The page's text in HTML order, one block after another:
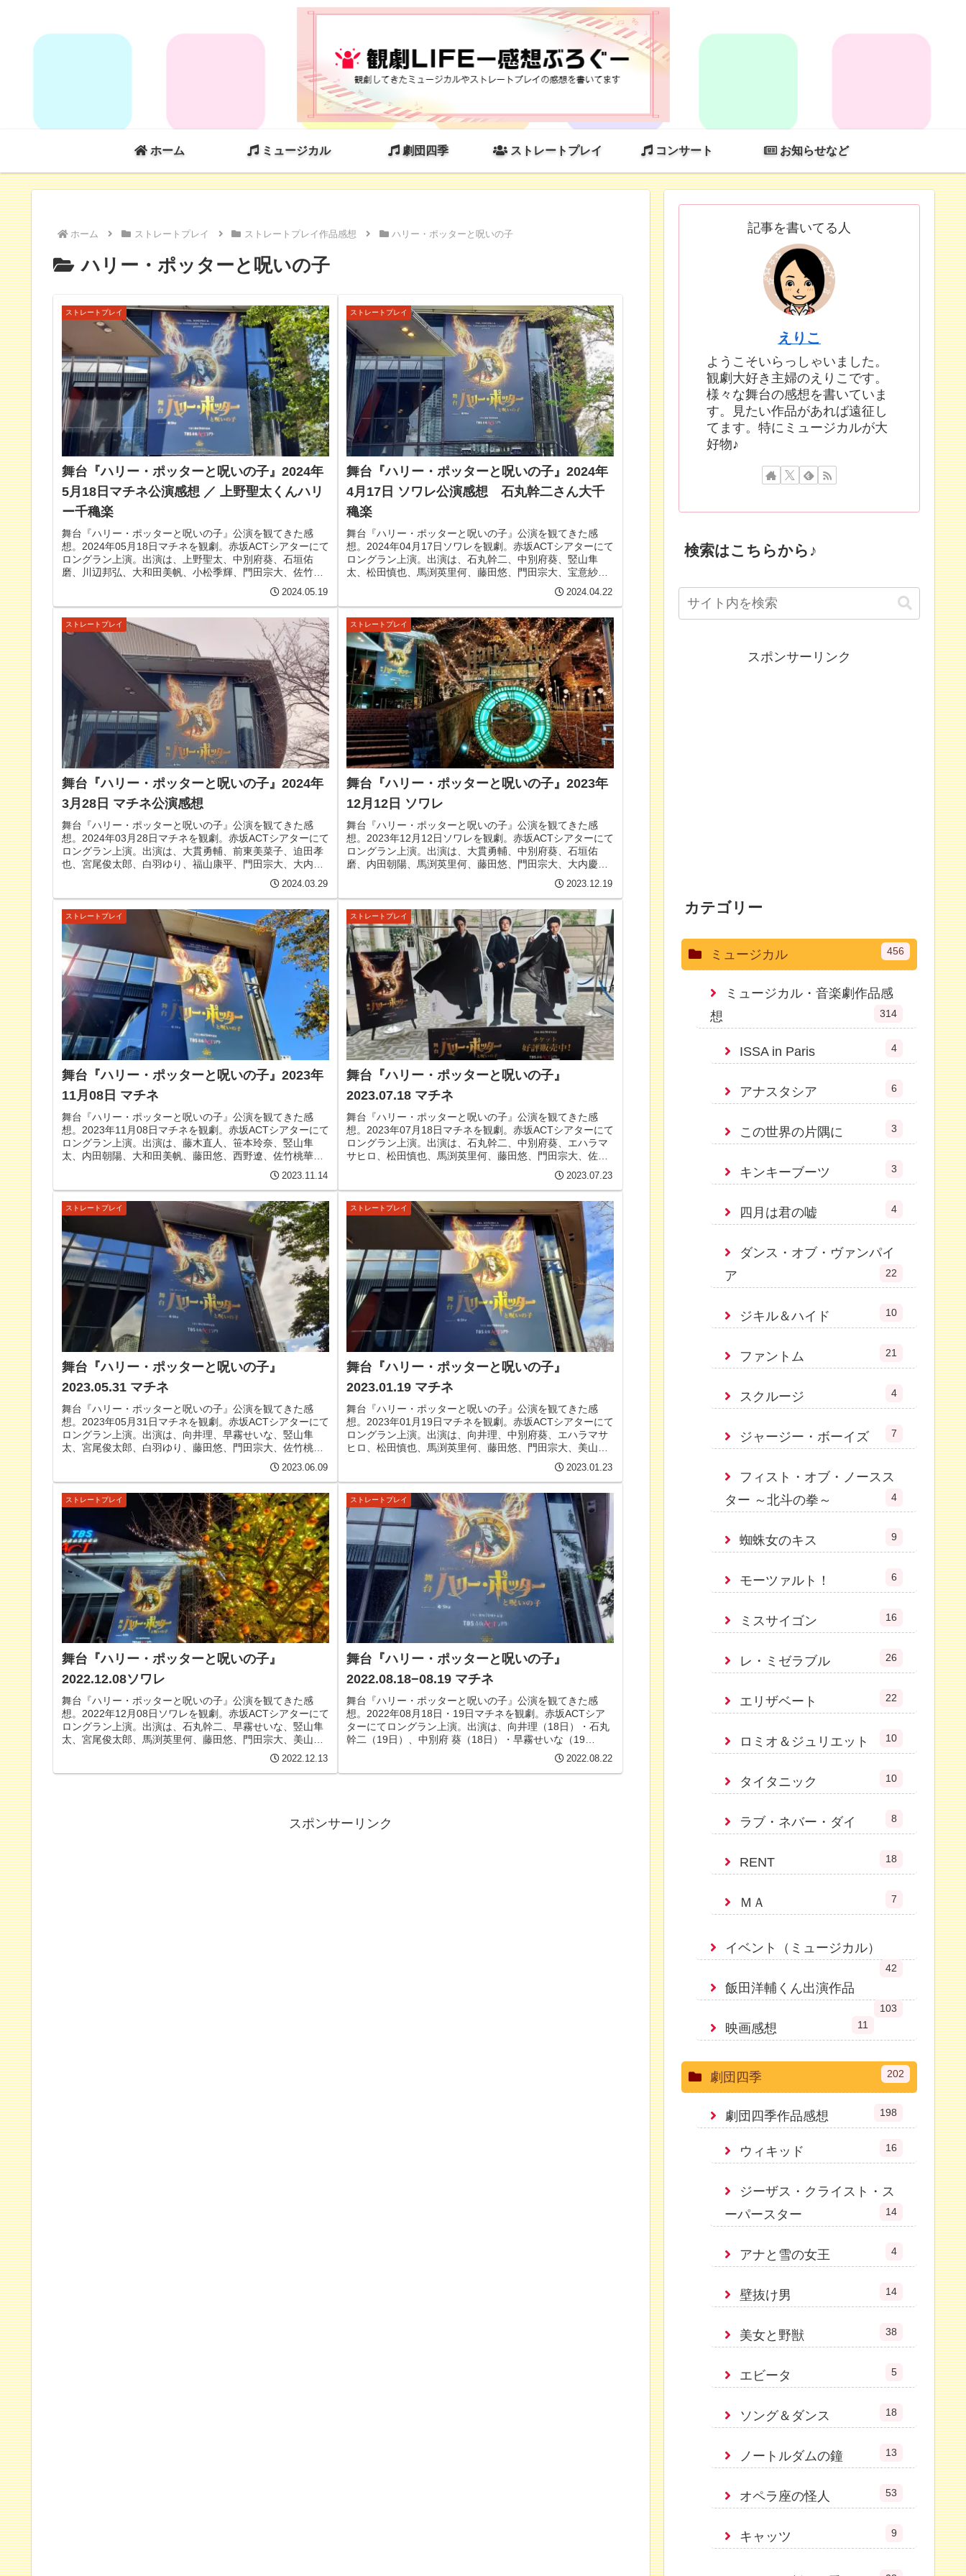
ホーム ミュージカル 劇団四季 ストレートプレイ コンサート お知らせなど
ホーム ストレートプレイ ストレートプレイ作品感想 ハリー・ポッターと呪いの子
ハリー・ポッターと呪いの子
ストレートプレイ
舞台『ハリー・ポッターと呪いの子』2024年
5月18日マチネ公演感想 ／ 上野聖太くんハリ
ー千穐楽
舞台『ハリー・ポッターと呪いの子』公演を観てきた感
想。2024年05月18日マチネを観劇。赤坂ACTシアターにて
ロングラン上演。出演は、上野聖太、中別府葵、石垣佑
磨、川辺邦弘、大和田美帆、小松季輝、門田宗大、佐竹桃
華、橋本菜摘、鈴木結里、木場允視、篠原正志、榊原郁
2024.05.19
ストレートプレイ
舞台『ハリー・ポッターと呪いの子』2024年
4月17日 ソワレ公演感想 石丸幹二さん大千
穐楽
舞台『ハリー・ポッターと呪いの子』公演を観てきた感
想。2024年04月17日ソワレを観劇。赤坂ACTシアターにて
ロングラン上演。出演は、石丸幹二、中別府葵、竪山隼
太、松田慎也、馬渕英里何、藤田悠、門田宗大、宝意紗友
莉、榊原郁恵、ほか。石丸幹二さん大千穐楽回。
2024.04.22
ストレートプレイ
舞台『ハリー・ポッターと呪いの子』2024年
3月28日 マチネ公演感想
舞台『ハリー・ポッターと呪いの子』公演を観てきた感
想。2024年03月28日マチネを観劇。赤坂ACTシアターにて
ロングラン上演。出演は、大貫勇輔、前東美菜子、迫田孝
也、宮尾俊太郎、白羽ゆり、福山康平、門田宗大、大内慶
子、木場允視、間宮啓行、宝意紗友莉、香寿たつき、ほ
2024.03.29
ストレートプレイ
舞台『ハリー・ポッターと呪いの子』2023年
12月12日 ソワレ
舞台『ハリー・ポッターと呪いの子』公演を観てきた感
想。2023年12月12日ソワレを観劇。赤坂ACTシアターにて
ロングラン上演。出演は、大貫勇輔、中別府葵、石垣佑
磨、内田朝陽、馬渕英里何、藤田悠、門田宗大、大内慶
子、鈴木結里、木場允視、間宮啓行、高橋ひとみ、ほか。
2023.12.19
ストレートプレイ
舞台『ハリー・ポッターと呪いの子』2023年
11月08日 マチネ
舞台『ハリー・ポッターと呪いの子』公演を観てきた感
想。2023年11月08日マチネを観劇。赤坂ACTシアターにて
ロングラン上演。出演は、藤木直人、笹本玲奈、竪山隼
太、内田朝陽、大和田美帆、藤田悠、西野遼、佐竹桃華、
大内慶子、宝意紗友莉、木場允視、篠原正志、香寿たつ
2023.11.14
ストレートプレイ
舞台『ハリー・ポッターと呪いの子』
2023.07.18 マチネ
舞台『ハリー・ポッターと呪いの子』公演を観てきた感
想。2023年07月18日マチネを観劇。赤坂ACTシアターにて
ロングラン上演。出演は、石丸幹二、中別府葵、エハラマ
サヒロ、松田慎也、馬渕英里何、藤田悠、門田宗大、佐竹
桃華、橋本菜摘、宝意紗友莉、木場允視、篠原正志、高橋
2023.07.23
ストレートプレイ
舞台『ハリー・ポッターと呪いの子』
2023.05.31 マチネ
舞台『ハリー・ポッターと呪いの子』公演を観てきた感
想。2023年05月31日マチネを観劇。赤坂ACTシアターにて
ロングラン上演。出演は、向井理、早霧せいな、竪山隼
太、宮尾俊太郎、白羽ゆり、藤田悠、門田宗大、佐竹桃
華、橋本菜摘、宝意紗友莉、木場允視、福井貴一、榊原郁
2023.06.09
ストレートプレイ
舞台『ハリー・ポッターと呪いの子』
2023.01.19 マチネ
舞台『ハリー・ポッターと呪いの子』公演を観てきた感
想。2023年01月19日マチネを観劇。赤坂ACTシアターにて
ロングラン上演。出演は、向井理、中別府葵、エハラマサ
ヒロ、松田慎也、馬渕英里何、藤田悠、門田宗大、美山加
恋、橋本菜摘、宝意紗友莉、木場允視、篠原正志、高橋ひ
2023.01.23
ストレートプレイ
舞台『ハリー・ポッターと呪いの子』
2022.12.08ソワレ
舞台『ハリー・ポッターと呪いの子』公演を観てきた感
想。2022年12月08日ソワレを観劇。赤坂ACTシアターにて
ロングラン上演。出演は、石丸幹二、早霧せいな、竪山隼
太、宮尾俊太郎、馬渕英里何、藤田悠、門田宗大、美山加
恋、佐竹桃華、岩田華怜、木場允視、福井貴一、高橋ひと
2022.12.13
ストレートプレイ
舞台『ハリー・ポッターと呪いの子』
2022.08.18−08.19 マチネ
舞台『ハリー・ポッターと呪いの子』公演を観てきた感
想。2022年08月18日・19日マチネを観劇。赤坂ACTシア
ターにてロングラン上演。出演は、向井理（18日）・石丸
幹二（19日）、中別府 葵（18日）・早霧せいな（19
日）、竪山隼太、松田慎也（18日）・宮尾俊太郎（19
日）、白羽ゆり、福山康平、斉藤莉生（18日）・門田宗大
（19日）、美山加恋、橋本菜摘、宝意紗友莉（18日）・岩
2022.08.22
スポンサーリンク
記事を書いてる人
えりこ
ようこそいらっしゃいました。
観劇大好き主婦のえりこです。
様々な舞台の感想を書いていま
す。見たい作品があれば遠征し
てます。特にミュージカルが大
好物♪
検索はこちらから♪
スポンサーリンク
カテゴリー
ミュージカル 456
ミュージカル・音楽劇作品感
想
314
ISSA in Paris 4
アナスタシア 6
この世界の片隅に 3
キンキーブーツ 3
四月は君の嘘 4
ダンス・オブ・ヴァンパイ
ア
22
ジキル＆ハイド 10
ファントム 21
スクルージ 4
ジャージー・ボーイズ 7
フィスト・オブ・ノースス
ター ～北斗の拳～
4
蜘蛛女のキス 9
モーツァルト！ 6
ミスサイゴン 16
レ・ミゼラブル 26
エリザベート 22
ロミオ＆ジュリエット 10
タイタニック 10
ラブ・ネバー・ダイ 8
RENT 18
ＭＡ 7
イベント（ミュージカル）
42
飯田洋輔くん出演作品
103
映画感想 11
劇団四季 202
劇団四季作品感想 198
ウィキッド 16
ジーザス・クライスト・ス
ーパースター
14
アナと雪の女王 4
壁抜け男 14
美女と野獣 38
エビータ 5
ソング＆ダンス 18
ノートルダムの鐘 13
オペラ座の怪人 53
キャッツ 9